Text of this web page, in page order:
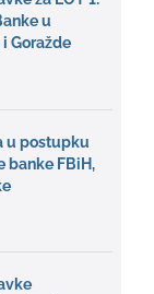
u
Goražde
u postupku
banke FBiH,